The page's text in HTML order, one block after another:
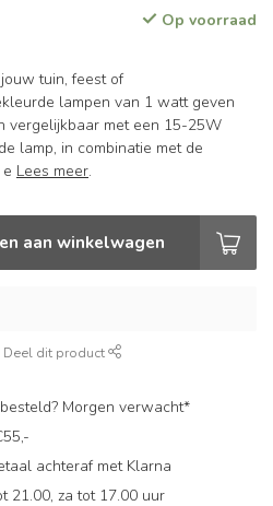
Op voorraad
tuin, feest of
lampen van 1 watt geven
vergelijkbaar met een 15-25W
lamp, in combinatie met de
Lees meer.
aan winkelwagen
Deel dit product
Morgen verwacht*
achteraf met Klarna
21.00, za tot 17.00 uur